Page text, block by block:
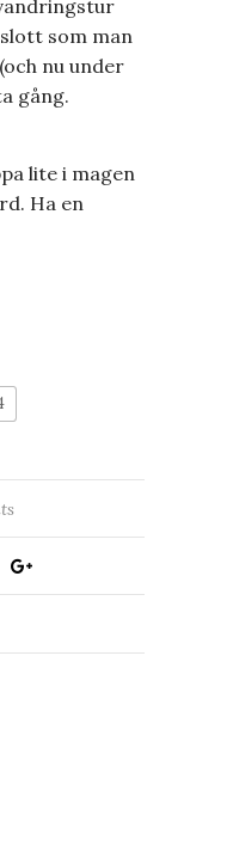
som man
nu under
gång.
lite i magen
Ha en